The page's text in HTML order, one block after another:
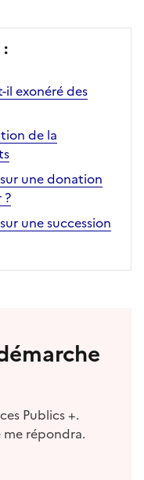
il exonéré des
de la
une donation
?
une succession
Publics +.
répondra.